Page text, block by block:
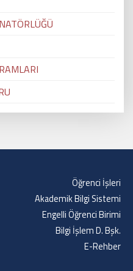
Öğrenci İşleri
Akademik Bilgi Sistemi
Engelli Öğrenci Birimi
Bilgi İşlem D. Bşk.
E-Rehber